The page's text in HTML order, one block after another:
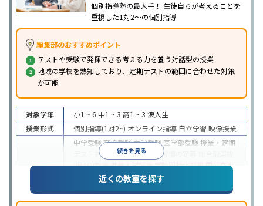
個別指導塾の最大手！ 生徒自らが考えることを
重視した1対2〜の個別指導
編集部のおすすめポイント
テストや受験で発揮できる考える力を養う対話型の授業
地域の学校を熟知しており、定期テストの範囲に合わせた対策
が可能
続きを見る
対象学年 小1 ~ 6 中1 ~ 3 高1 ~ 3 浪人生
授業形式
個別指導(1対2~) オンライン指導 自立学習 映像授業
中学受験高校受験大学受験 医学部受験 授業・定期
テスト対策
内申点対策 学習習慣の定着
(旧AO)対策推薦入試対策学校別特化対策国公立大
私大対策共通テスト対策
英語・英会話特化
近くの教室を探す